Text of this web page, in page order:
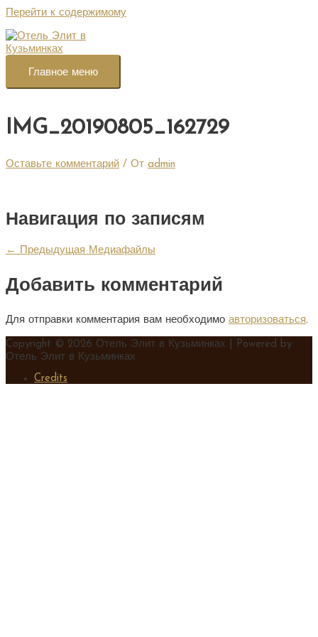
Перейти к содержимому
Главное меню
IMG_20190805_162729
Оставьте комментарий / От admin
Навигация по записям
← Предыдущая Медиафайлы
Добавить комментарий
Для отправки комментария вам необходимо авторизоваться.
Copyright © 2026 Отель Элит в Кузьминках | Powered by
Отель Элит в Кузьминках
Credits